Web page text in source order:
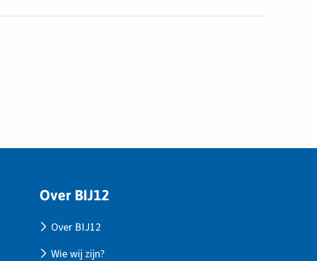
Over BIJ12
Over BIJ12
Wie wij zijn?